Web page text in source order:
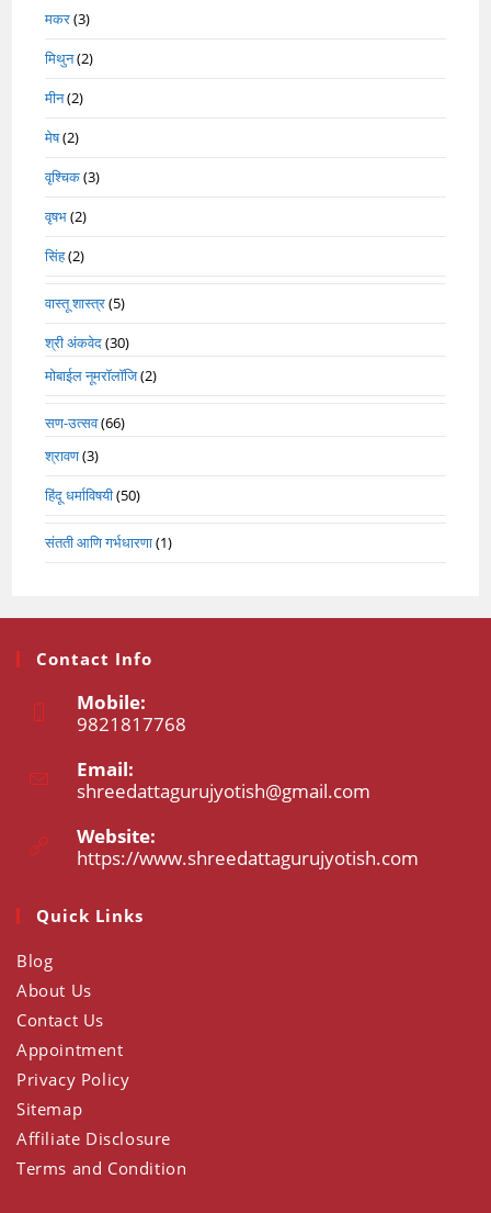
मकर(3)
मिथुन(2)
मीन(2)
मेष(2)
वृश्चिक(3)
वृषभ(2)
सिंह(2)
वास्तू शास्त्र(5)
श्री अंकवेद(30)
मोबाईल नूमरॉलॉजि(2)
सण-उत्सव(66)
श्रावण(3)
हिंदू धर्माविषयी(50)
संतती आणि गर्भधारणा(1)
Contact Info
Mobile:
9821817768
in
your
application
Email:
shreedattagurujyotish@gmail.com
Website:
https://www.shreedattagurujyotish.com
Quick Links
Blog
About Us
Contact Us
Appointment
Privacy Policy
Sitemap
Affiliate Disclosure
Terms and Condition